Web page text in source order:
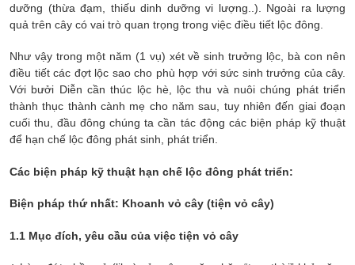
dưỡng (thừa đạm, thiếu dinh dưỡng vi lượng..). Ngoài ra lượng
quả trên cây có vai trò quan trọng trong việc điều tiết lộc đông.
Như vậy trong một năm (1 vụ) xét về sinh trưởng lộc, bà con nên
điều tiết các đợt lộc sao cho phù hợp với sức sinh trưởng của cây.
Với bưởi Diễn cần thúc lộc hè, lộc thu và nuôi chúng phát triển
thành thục thành cành mẹ cho năm sau, tuy nhiên đến giai đoạn
cuối thu, đầu đông chúng ta cần tác động các biện pháp kỹ thuật
để hạn chế lộc đông phát sinh, phát triển.
Các biện pháp kỹ thuật hạn chế lộc đông phát triển:
Biện pháp thứ nhất: Khoanh vỏ cây (tiện vỏ cây)
1.1 Mục đích, yêu cầu của việc tiện vỏ cây